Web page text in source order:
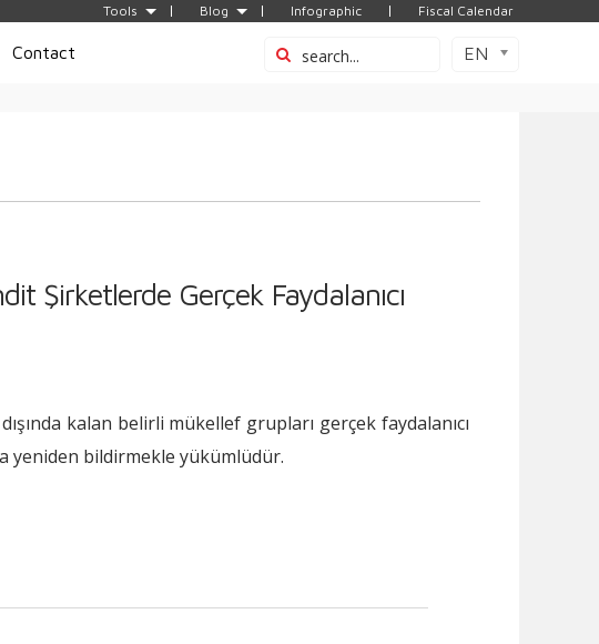
Tools Blog Infographic Fiscal Calendar
Contact EN
Şirketlerde Gerçek Faydalanıcı
kalan belirli mükellef grupları gerçek faydalanıcı
yeniden bildirmekle yükümlüdür.